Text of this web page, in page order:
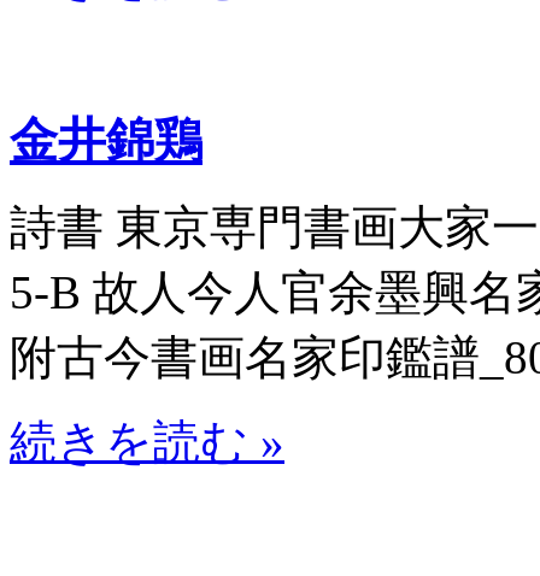
金井錦鶏
詩書 東京専門書画大家
5-B 故人今人官余墨興
附古今書画名家印鑑譜
続きを読む »